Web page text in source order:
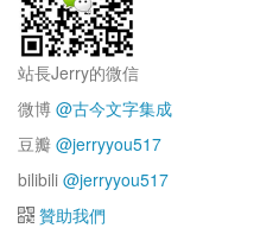
站長Jerry的微信
微博 @古今文字集成
豆瓣 @jerryyou517
bilibili @jerryyou517
贊助我們